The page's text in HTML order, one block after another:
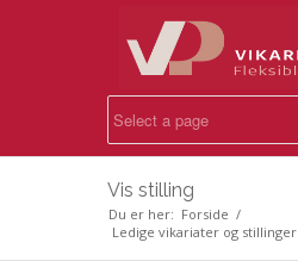
Vis stilling
Du er her: Forside /
Ledige vikariater og stillinger